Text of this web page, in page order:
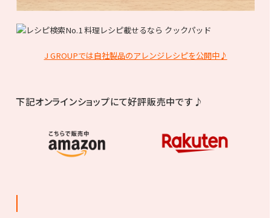
J GROUPでは自社製品のアレンジレシピを公開中♪
下記オンラインショップにて好評販売中です♪